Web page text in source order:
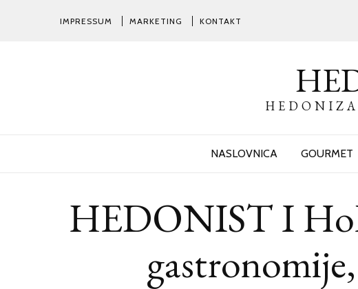
IMPRESSUM MARKETING KONTAKT
NASLOVNICA GOURMET
HEDONIST I